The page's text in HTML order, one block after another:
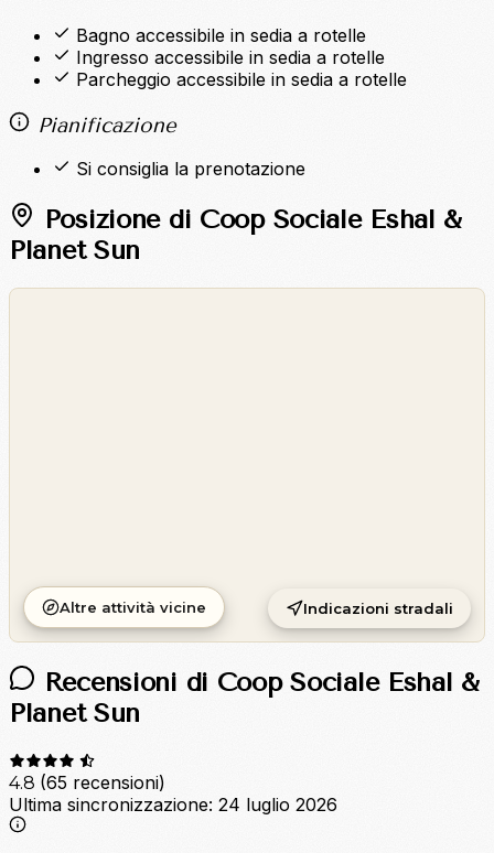
Bagno accessibile in sedia a rotelle
Ingresso accessibile in sedia a rotelle
Parcheggio accessibile in sedia a rotelle
Pianificazione
Si consiglia la prenotazione
Posizione di Coop Sociale Eshal &
Planet Sun
Altre attività vicine Indicazioni stradali
Recensioni di Coop Sociale Eshal &
Planet Sun
4.8 (65 recensioni)
Ultima sincronizzazione: 24 luglio 2026